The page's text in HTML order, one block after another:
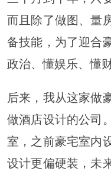
而且除了做图、量
备技能，为了迎合
政治、懂娱乐、懂
后来，我从这家做
做酒店设计的公司
室，之前豪宅室内
设计更偏硬装，未